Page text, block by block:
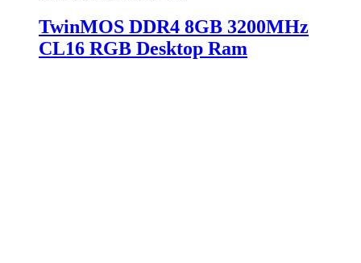
TwinMOS DDR4 8GB 3200MHz
CL16 RGB Desktop Ram